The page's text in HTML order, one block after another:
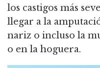
los castigos más
llegar a la
nariz o incluso la
o en la hoguera.